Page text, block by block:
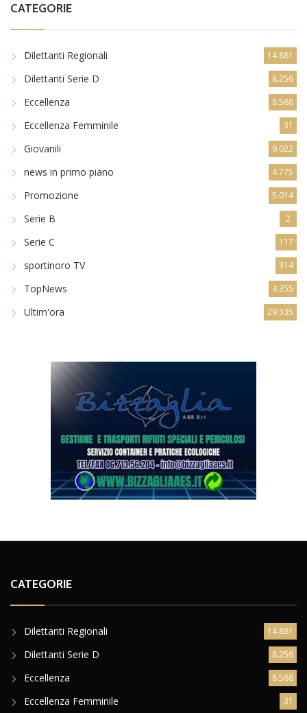
CATEGORIE
Dilettanti Regionali 14.881
Dilettanti Serie D 8.256
Eccellenza 8.588
Eccellenza Femminile 31
Giovanili 9.022
news in primo piano 4.775
Promozione 5.014
Serie B 2
Serie C 117
sportinoro TV 314
TopNews 4.355
Ultim'ora 29.335
CATEGORIE
Dilettanti Regionali 14.881
Dilettanti Serie D 8.256
Eccellenza 8.588
Eccellenza Femminile 31